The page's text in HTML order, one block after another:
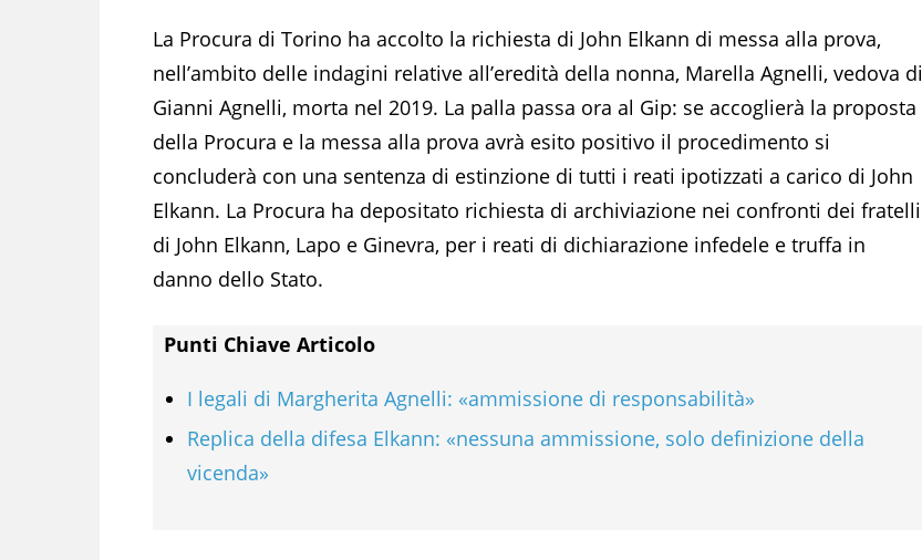
La Procura di Torino ha accolto la richiesta di John Elkann di messa alla prova,
nell’ambito delle indagini relative all’eredità della nonna, Marella Agnelli, vedova di
Gianni Agnelli, morta nel 2019. La palla passa ora al Gip: se accoglierà la proposta
della Procura e la messa alla prova avrà esito positivo il procedimento si
concluderà con una sentenza di estinzione di tutti i reati ipotizzati a carico di John
Elkann. La Procura ha depositato richiesta di archiviazione nei confronti dei fratelli
di John Elkann, Lapo e Ginevra, per i reati di dichiarazione infedele e truffa in
danno dello Stato.
Punti Chiave Articolo
I legali di Margherita Agnelli: «ammissione di responsabilità»
Replica della difesa Elkann: «nessuna ammissione, solo definizione della
vicenda»